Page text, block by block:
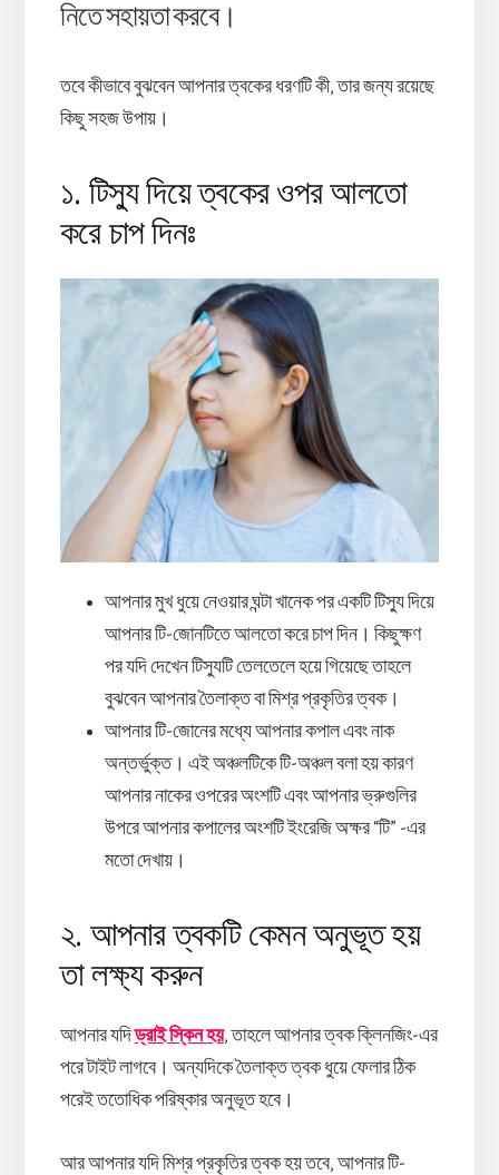
নিতে সহায়তা করবে।
তবে কীভাবে বুঝবেন আপনার ত্বকের ধরণটি কী, তার জন্য রয়েছে
কিছু সহজ উপায়।
১. টিস্যু দিয়ে ত্বকের ওপর আলতো
করে চাপ দিনঃ
আপনার মুখ ধুয়ে নেওয়ার ঘন্টা খানেক পর একটি টিস্যু দিয়ে
আপনার টি-জোনটিতে আলতো করে চাপ দিন। কিছুক্ষণ
পর যদি দেখেন টিস্যুটি তেলতেলে হয়ে গিয়েছে তাহলে
বুঝবেন আপনার তৈলাক্ত বা মিশ্র প্রকৃতির ত্বক।
আপনার টি-জোনের মধ্যে আপনার কপাল এবং নাক
অন্তর্ভুক্ত। এই অঞ্চলটিকে টি-অঞ্চল বলা হয় কারণ
আপনার নাকের ওপরের অংশটি এবং আপনার ভ্রুগুলির
উপরে আপনার কপালের অংশটি ইংরেজি অক্ষর “টি” -এর
মতো দেখায়।
২. আপনার ত্বকটি কেমন অনুভূত হয়
তা লক্ষ্য করুন
আপনার যদিড্রাই স্কিন হয়, তাহলে আপনার ত্বক ক্লিনজিং-এর
পরে টাইট লাগবে। অন্যদিকে তৈলাক্ত ত্বক ধুয়ে ফেলার ঠিক
পরেই ততোধিক পরিষ্কার অনুভূত হবে।
আর আপনার যদি মিশ্র প্রকৃতির ত্বক হয় তবে, আপনার টি-